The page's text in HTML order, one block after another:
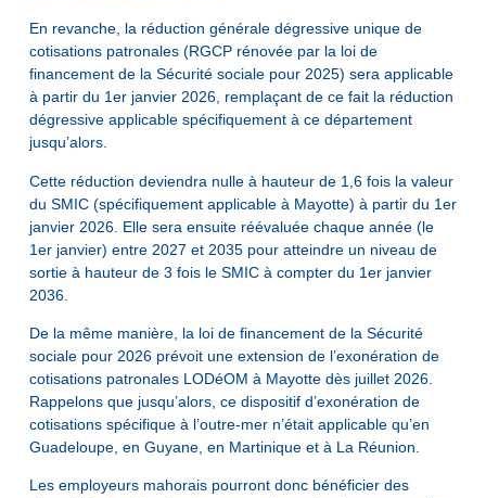
En revanche, la réduction générale dégressive unique de
cotisations patronales (RGCP rénovée par la loi de
financement de la Sécurité sociale pour 2025) sera applicable
à partir du 1er janvier 2026, remplaçant de ce fait la réduction
dégressive applicable spécifiquement à ce département
jusqu’alors.
Cette réduction deviendra nulle à hauteur de 1,6 fois la valeur
du SMIC (spécifiquement applicable à Mayotte) à partir du 1er
janvier 2026. Elle sera ensuite réévaluée chaque année (le
1er janvier) entre 2027 et 2035 pour atteindre un niveau de
sortie à hauteur de 3 fois le SMIC à compter du 1er janvier
2036.
De la même manière, la loi de financement de la Sécurité
sociale pour 2026 prévoit une extension de l’exonération de
cotisations patronales LODéOM à Mayotte dès juillet 2026.
Rappelons que jusqu’alors, ce dispositif d’exonération de
cotisations spécifique à l’outre-mer n’était applicable qu’en
Guadeloupe, en Guyane, en Martinique et à La Réunion.
Les employeurs mahorais pourront donc bénéficier des